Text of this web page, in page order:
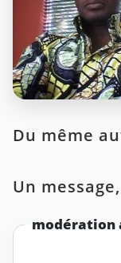
Du même
Un
modération